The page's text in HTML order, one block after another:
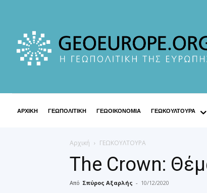
ΑΡΧΙΚΗ ΓΕΩΠΟΛΙΤΙΚΗ ΓΕΩΟΙΚΟΝΟΜΙΑ ΓΕΩΚΟΥΛΤΟΥΡΑ
Αρχική ΓΕΩΚΟΥΛΤΟΥΡΑ
The Crown:
Από Σπύρος Αξαρλής - 10/12/2020